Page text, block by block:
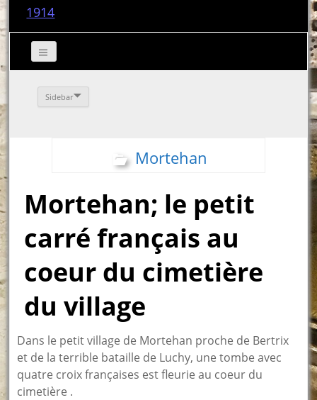
1914
Sidebar
Mortehan
Mortehan; le petit
carré français au
coeur du cimetière
du village
Dans le petit village de Mortehan proche de Bertrix
et de la terrible bataille de Luchy, une tombe avec
quatre croix françaises est fleurie au coeur du
cimetière .